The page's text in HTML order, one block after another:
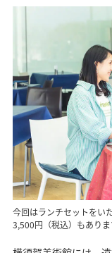
今回はランチセットをい
3,500円（税込）もありま